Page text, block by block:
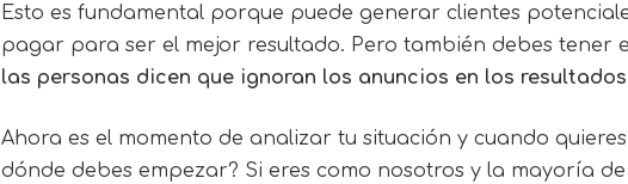
Esto es fundamental porque puede generar clientes
pagar para ser el mejor resultado. Pero también debes tener
las personas dicen que ignoran los anuncios en los
Ahora es el momento de analizar tu situación y cuando
dónde debes empezar? Si eres como nosotros y la mayoría